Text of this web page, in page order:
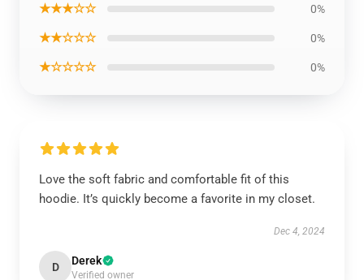
★★★☆☆ 0%
★★☆☆☆ 0%
★☆☆☆☆ 0%
Love the soft fabric and comfortable fit of this
hoodie. It’s quickly become a favorite in my closet.
Dec 4, 2024
D Derek
Verified owner